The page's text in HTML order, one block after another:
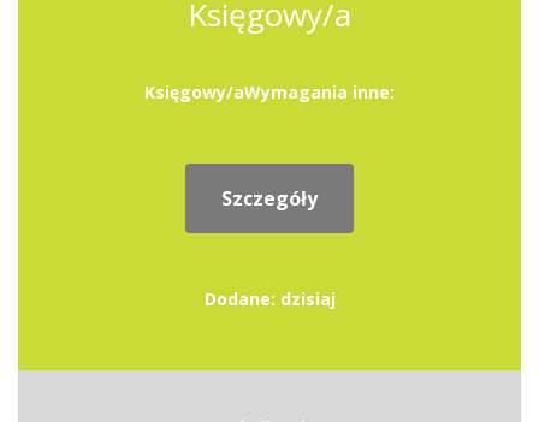
Księgowy/a
Księgowy/aWymagania inne:
Szczegóły
Dodane: dzisiaj